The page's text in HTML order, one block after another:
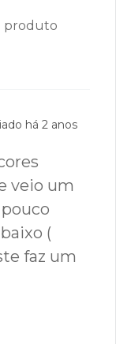
produto
há 2 anos
veio um
(
faz um